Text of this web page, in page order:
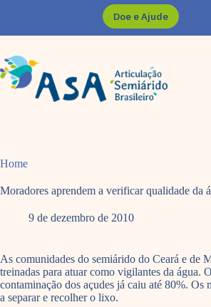
Doe e Ajude
Home
Moradores aprendem a verificar qualidade da
9 de dezembro de 2010
As comunidades do semiárido do Ceará e de
treinadas para atuar como vigilantes da água.
contaminação dos açudes já caiu até 80%. Os
a separar e recolher o lixo.